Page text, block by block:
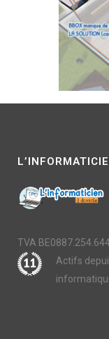
TVA BE0887.254.644
Actifs